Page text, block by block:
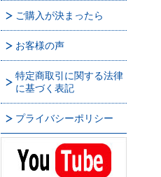
ご購入が決まったら
お客様の声
特定商取引に関する法律
に基づく表記
プライバシーポリシー